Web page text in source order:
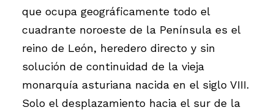
que ocupa geográficamente todo el
cuadrante noroeste de la Península es el
reino de León, heredero directo y sin
solución de continuidad de la vieja
monarquía asturiana nacida en el siglo VIII.
Solo el desplazamiento hacia el sur de la